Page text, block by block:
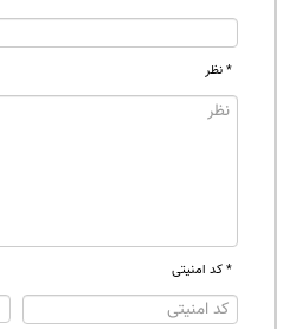
* نظر
* کد امنیتی